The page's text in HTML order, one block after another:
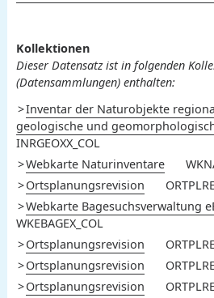
Kollektionen
Dieser Datensatz ist in folgenden
(Datensammlungen) enthalten:
Inventar der Naturobjekte
geologische und
INRGEOXX_COL
Webkarte Naturinventare
Ortsplanungsrevision
Webkarte Bagesuchsverwaltung
WKEBAGEX_COL
Ortsplanungsrevision
Ortsplanungsrevision
Ortsplanungsrevision